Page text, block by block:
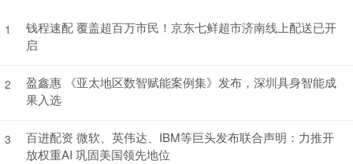
1
钱程速配 覆盖超百万市民！京东七鲜超市济南线上配送已开
启
2
盈鑫惠 《亚太地区数智赋能案例集》发布，深圳具身智能成
果入选
3
百进配资 微软、英伟达、IBM等巨头发布联合声明：力推开
放权重AI 巩固美国领先地位